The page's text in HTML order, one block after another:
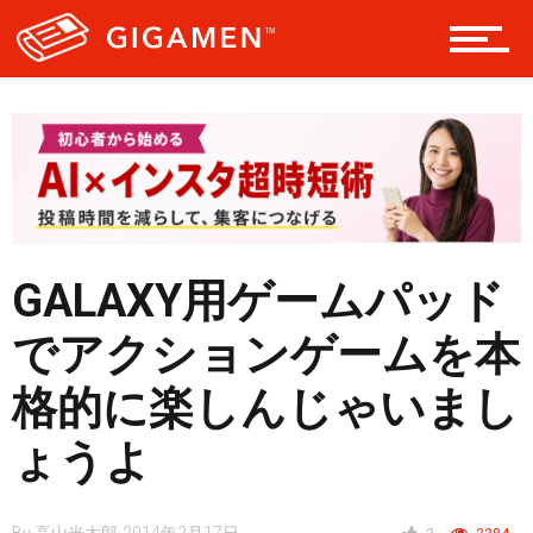
レジャー
ヘルス・健康
仮想通貨
スマートフォン
GALAXY用ゲームパッド
でアクションゲームを本
格的に楽しんじゃいまし
ょうよ